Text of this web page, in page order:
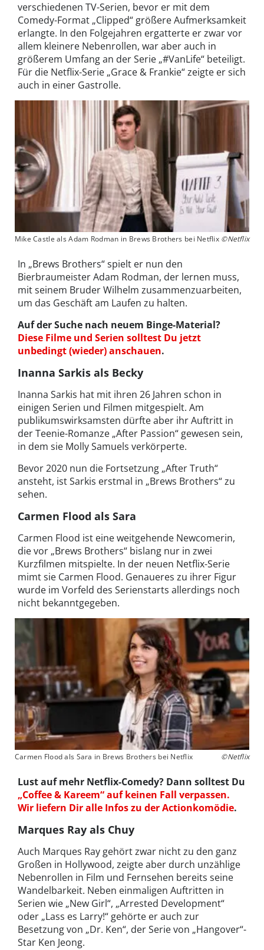
verschiedenen TV-Serien, bevor er mit dem
Comedy-Format „Clipped“ größere Aufmerksamkeit
erlangte. In den Folgejahren ergatterte er zwar vor
allem kleinere Nebenrollen, war aber auch in
größerem Umfang an der Serie „#VanLife“ beteiligt.
Für die Netflix-Serie „Grace & Frankie“ zeigte er sich
auch in einer Gastrolle.
Mike Castle als Adam Rodman in Brews Brothers bei Netflix ©Netflix
In „Brews Brothers“ spielt er nun den
Bierbraumeister Adam Rodman, der lernen muss,
mit seinem Bruder Wilhelm zusammenzuarbeiten,
um das Geschäft am Laufen zu halten.
Auf der Suche nach neuem Binge-Material?
Diese Filme und Serien solltest Du jetzt
unbedingt (wieder) anschauen.
Inanna Sarkis als Becky
Inanna Sarkis hat mit ihren 26 Jahren schon in
einigen Serien und Filmen mitgespielt. Am
publikumswirksamsten dürfte aber ihr Auftritt in
der Teenie-Romanze „After Passion“ gewesen sein,
in dem sie Molly Samuels verkörperte.
Bevor 2020 nun die Fortsetzung „After Truth“
ansteht, ist Sarkis erstmal in „Brews Brothers“ zu
sehen.
Carmen Flood als Sara
Carmen Flood ist eine weitgehende Newcomerin,
die vor „Brews Brothers“ bislang nur in zwei
Kurzfilmen mitspielte. In der neuen Netflix-Serie
mimt sie Carmen Flood. Genaueres zu ihrer Figur
wurde im Vorfeld des Serienstarts allerdings noch
nicht bekanntgegeben.
Carmen Flood als Sara in Brews Brothers bei Netflix ©Netflix
Lust auf mehr Netflix-Comedy? Dann solltest Du
„Coffee & Kareem“ auf keinen Fall verpassen.
Wir liefern Dir alle Infos zu der Actionkomödie.
Marques Ray als Chuy
Auch Marques Ray gehört zwar nicht zu den ganz
Großen in Hollywood, zeigte aber durch unzählige
Nebenrollen in Film und Fernsehen bereits seine
Wandelbarkeit. Neben einmaligen Auftritten in
Serien wie „New Girl“, „Arrested Development“
oder „Lass es Larry!“ gehörte er auch zur
Besetzung von „Dr. Ken“, der Serie von „Hangover“-
Star Ken Jeong.